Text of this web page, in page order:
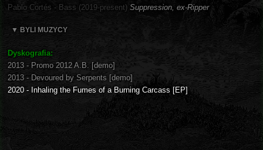
Pablo Cortés - Bass (2019-present) Suppression, ex-Ripper
▼ BYLI MUZYCY
Dyskografia:
2013 - Promo 2012 A.B. [demo]
2013 - Devoured by Serpents [demo]
2020 - Inhaling the Fumes of a Burning Carcass [EP]